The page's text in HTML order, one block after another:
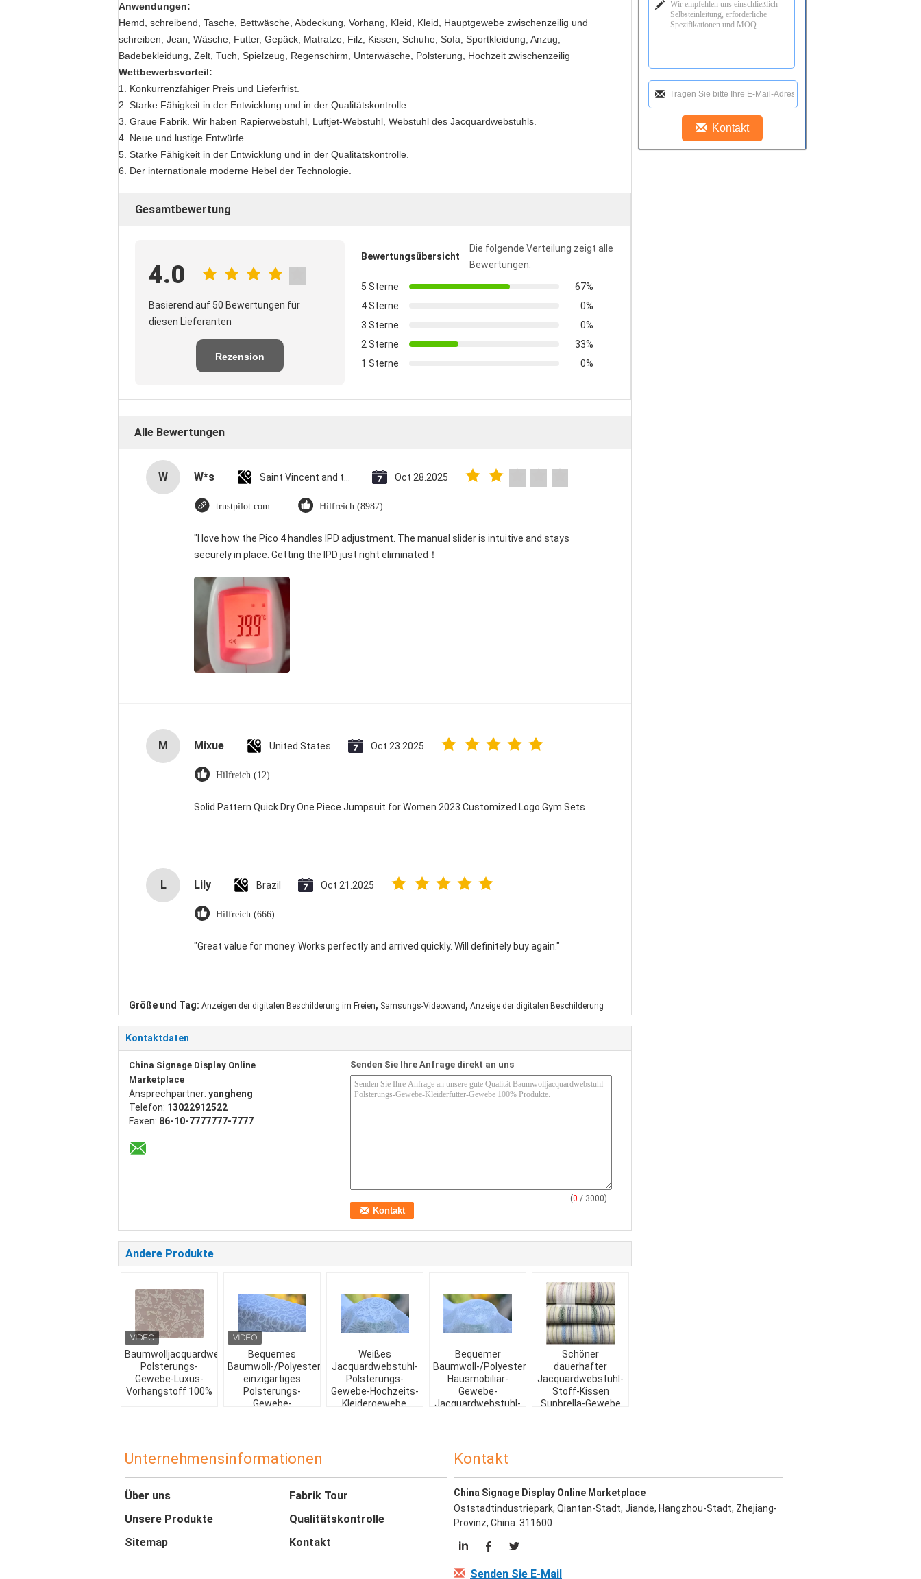
Anwendungen:
Hemd, schreibend, Tasche, Bettwäsche, Abdeckung, Vorhang, Kleid, Kleid, Hauptgewebe zwischenzeilig und
schreiben, Jean, Wäsche, Futter, Gepäck, Matratze, Filz, Kissen, Schuhe, Sofa, Sportkleidung, Anzug,
Badebekleidung, Zelt, Tuch, Spielzeug, Regenschirm, Unterwäsche, Polsterung, Hochzeit zwischenzeilig
Wettbewerbsvorteil:
1. Konkurrenzfähiger Preis und Lieferfrist.
2. Starke Fähigkeit in der Entwicklung und in der Qualitätskontrolle.
3. Graue Fabrik. Wir haben Rapierwebstuhl, Luftjet-Webstuhl, Webstuhl des Jacquardwebstuhls.
4. Neue und lustige Entwürfe.
5. Starke Fähigkeit in der Entwicklung und in der Qualitätskontrolle.
6. Der internationale moderne Hebel der Technologie.
Gesamtbewertung
4.0
Basierend auf 50 Bewertungen für
diesen Lieferanten
Rezension
Bewertungsübersicht
Die folgende Verteilung zeigt alle
Bewertungen.
5 Sterne
67%
4 Sterne
0%
3 Sterne
0%
2 Sterne
33%
1 Sterne
0%
Alle Bewertungen
W W*s Oct 28.2025
trustpilot.com Hilfreich (8987)
"I love how the Pico 4 handles IPD adjustment. The manual slider is intuitive and stays
securely in place. Getting the IPD just right eliminated！
M Mixue United States Oct 23.2025
Hilfreich (12)
Solid Pattern Quick Dry One Piece Jumpsuit for Women 2023 Customized Logo Gym Sets
L Lily Brazil Oct 21.2025
Hilfreich (666)
"Great value for money. Works perfectly and arrived quickly. Will definitely buy again."
Größe und Tag: Anzeigen der digitalen Beschilderung im Freien, Samsungs-Videowand , Anzeige der digitalen Beschilderung
Kontaktdaten
China Signage Display Online
Marketplace
Ansprechpartner: yangheng
Telefon: 13022912522
Faxen: 86-10-7777777-7777
Senden Sie Ihre Anfrage direkt an uns
(0 / 3000)
Andere Produkte
Baumwolljacquardwebstuhl-
Polsterungs-
Gewebe-Luxus-
Vorhangstoff 100%
Bequemes
Baumwoll-/Polyester-
einzigartiges
Polsterungs-
Gewebe-
Weißes
Jacquardwebstuhl-
Polsterungs-
Gewebe-Hochzeits-
Kleidergewebe,
Bequemer
Baumwoll-/Polyester-
Hausmobiliar-
Gewebe-
Jacquardwebstuhl-
Schöner
dauerhafter
Jacquardwebstuhl-
Stoff-Kissen
Sunbrella-Gewebe
Unternehmensinformationen
Über uns
Unsere Produkte
Sitemap
Fabrik Tour
Qualitätskontrolle
Kontakt
Kontakt
China Signage Display Online Marketplace
Oststadtindustriepark, Qiantan-Stadt, Jiande, Hangzhou-Stadt, Zhejiang-
Provinz, China. 311600
Senden Sie E-Mail